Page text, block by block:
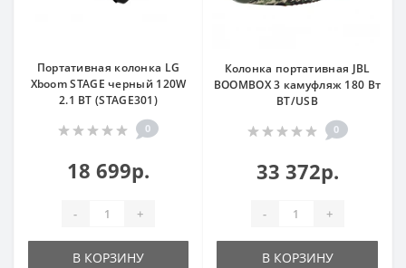
Портативная колонка LG
Xboom STAGE черный 120W
2.1 BT (STAGE301)
0
18 699р.
- +
В КОРЗИНУ
Колонка портативная JBL
BOOMBOX 3 камуфляж 180 Вт
BT/USB
0
33 372р.
- +
В КОРЗИНУ